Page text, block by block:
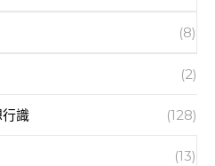
(8)
(2)
識 (128)
(13)